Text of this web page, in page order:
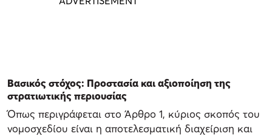
Βασικός στόχος: Προστασία και αξιοποίηση της
στρατιωτικής περιουσίας
Όπως περιγράφεται στο Άρθρο 1, κύριος σκοπός του
νομοσχεδίου είναι η αποτελεσματική διαχείριση και